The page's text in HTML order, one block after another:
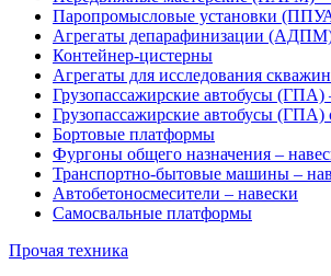
Паропромысловые установки
Агрегаты депарафинизации (АДПМ)
Контейнер-цистерны
Агрегаты для исследования
Грузопассажирские автобусы (ГПА)
Грузопассажирские автобусы
Бортовые платформы
Фургоны общего назначения –
Транспортно-бытовые машины –
Автобетоносмесители – навески
Самосвальные платформы
Прочая техника